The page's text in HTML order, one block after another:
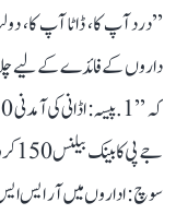
’’درد آپ کا، ڈاٹا آپ
داروں کے فائدے کے لیے
سوچ: اداروں میں آر ایس